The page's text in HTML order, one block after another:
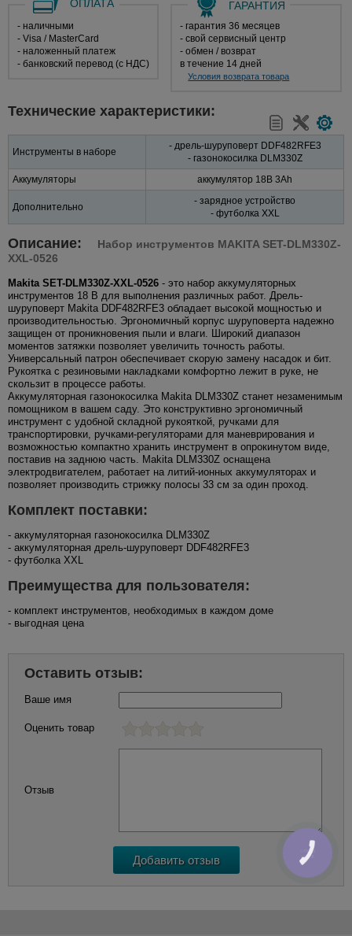
ОПЛАТА
- наличными
- Visa / MasterCard
- наложенный платеж
- банковский перевод (с НДС)
ГАРАНТИЯ
- гарантия 36 месяцев
- свой сервисный центр
- обмен / возврат
в течение 14 дней
Условия возврата товара
Технические характеристики:
Инструменты в наборе
- дрель-шуруповерт DDF482RFE3
- газонокосилка DLM330Z
Аккумуляторы
аккумулятор 18В 3Ah
Дополнительно
- зарядное устройство
- футболка XXL
Описание:
Набор инструментов MAKITA SET-DLM330Z-
XXL-0526
Makita SET-DLM330Z-XXL-0526 - это набор аккумуляторных
инструментов 18 В для выполнения различных работ. Дрель-
шуруповерт Makita DDF482RFE3 обладает высокой мощностью и
производительностью. Эргономичный корпус шуруповерта надежно
защищен от проникновения пыли и влаги. Широкий диапазон
моментов затяжки позволяет увеличить точность работы.
Универсальный патрон обеспечивает скорую замену насадок и бит.
Рукоятка с резиновыми накладками комфортно лежит в руке, не
скользит в процессе работы.
Аккумуляторная газонокосилка Makita DLM330Z станет незаменимым
помощником в вашем саду. Это конструктивно эргономичный
инструмент с удобной складной рукояткой, ручками для
транспортировки, ручками-регуляторами для маневрирования и
возможностью компактно хранить инструмент в опрокинутом виде,
поставив на заднюю часть. Makita DLM330Z оснащена
электродвигателем, работает на литий-ионных аккумуляторах и
позволяет производить стрижку полосы 33 см за один проход.
Комплект поставки:
- аккумуляторная газонокосилка DLM330Z
- аккумуляторная дрель-шуруповерт DDF482RFE3
- футболка XXL
Преимущества для пользователя:
- комплект инструментов, необходимых в каждом доме
- выгодная цена
Оставить отзыв:
Ваше имя
Оценить товар
Отзыв
КНОПКА
ЗВ'ЯЗКУ